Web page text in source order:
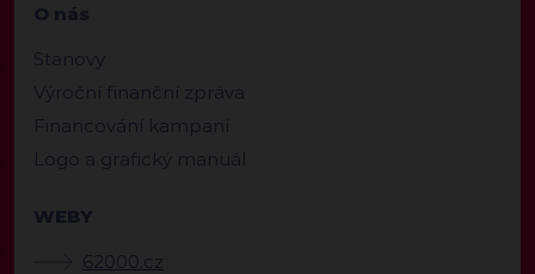
O nás
Stanovy
Výroční finanční zpráva
Financování kampaní
Logo a grafický manuál
WEBY
62000.cz